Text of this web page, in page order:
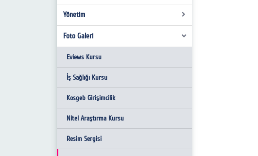
2018-2019 DÖNEMİ FAALİYETLERİMİZ
2019-2020 DÖNEMİ FAALİYETLERİMİZ
2021-2022 DÖNEMİ FAALİYETLERİMİZ
Stratejimiz
Temel Değerlerimiz
Misyonumuz
Vizyonumuz
Faaliyet Alanlarımız
Müdürlerimiz
Kurslarımız
Yönetim
Kurullar
Personel
Koordinatörler
Foto Galeri
Eviews Kursu
İş Sağlığı Kursu
Kosgeb Girişimcilik
Nitel Araştırma Kursu
Resim Sergisi